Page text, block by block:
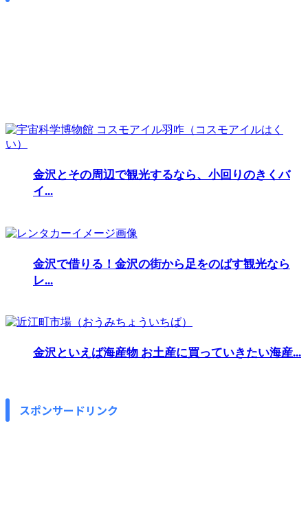
金沢とその周辺で観光するなら、小回りのきくバ
イ...
金沢で借りる！金沢の街から足をのばす観光なら
レ...
金沢といえば海産物 お土産に買っていきたい海産...
スポンサードリンク